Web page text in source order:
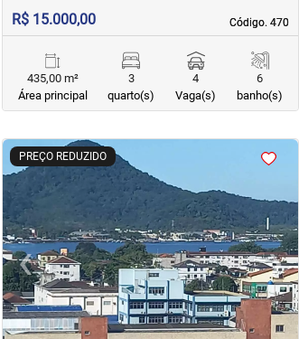
Código. 470
Código. 470
R$ 15.000,00
435,00 m²
Área principal
3
quarto(s)
4
Vaga(s)
6
banho(s)
PREÇO REDUZIDO
<<<<
‹Previous ›Next